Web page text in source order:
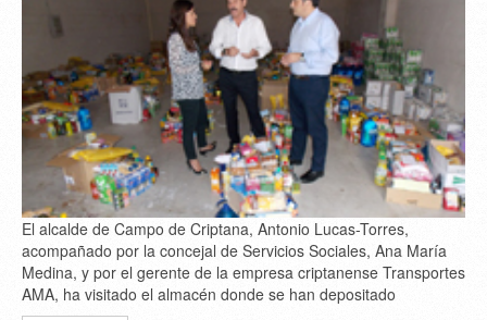
El alcalde de Campo de Criptana, Antonio Lucas-Torres,
acompañado por la concejal de Servicios Sociales, Ana María
Medina, y por el gerente de la empresa criptanense Transportes
AMA, ha visitado el almacén donde se han depositado